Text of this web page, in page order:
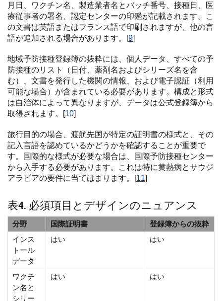
月日、ワクチン名、製造業者名とバッチ番号、接種日、医
療従事者の署名、認定センターの印鑑が記載されます。こ
の文書は英語またはフランス語で印刷されますが、他の言
語が追加される場合があります。[9]
地域予防接種登録簿の抜粋には、個人データ、すべての予
防接種のリスト（日付、薬剤名およびシリーズ名を含
む）、文書を発行した機関の情報、および電子認証（利用
可能な場合）が含まれている必要があります。構成と形式
は自治体によって異なりますが、データは公式登録簿から
取得されます。[10]
旅行目的の場合、渡航先国が特定の証明書の様式と、その
記入言語を認めているかどうかを確認することが重要で
す。国際的な様式が必要な場合は、国際予防接種センター
から入手する必要があります。これは特に黄熱病とサウジ
アラビアの要件に当てはまります。[11]
表4. 必須項目とデザインのニュアンス
分野 国際証明書
登録簿からの抜粋
インス
トール
データ
はい はい
ワクチ
ン名と
シリー
はい はい